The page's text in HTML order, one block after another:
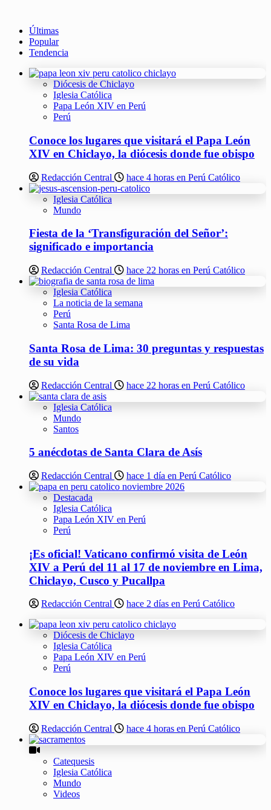
Últimas
Popular
Tendencia
Diócesis de Chiclayo
Iglesia Católica
Papa León XIV en Perú
Perú
Conoce los lugares que visitará el Papa León
XIV en Chiclayo, la diócesis donde fue obispo
Redacción Central hace 4 horas en Perú Católico
Iglesia Católica
Mundo
Fiesta de la ‘Transfiguración del Señor’:
significado e importancia
Redacción Central hace 22 horas en Perú Católico
Iglesia Católica
La noticia de la semana
Perú
Santa Rosa de Lima
Santa Rosa de Lima: 30 preguntas y respuestas
de su vida
Redacción Central hace 22 horas en Perú Católico
Iglesia Católica
Mundo
Santos
5 anécdotas de Santa Clara de Asís
Redacción Central hace 1 día en Perú Católico
Destacada
Iglesia Católica
Papa León XIV en Perú
Perú
¡Es oficial! Vaticano confirmó visita de León
XIV a Perú del 11 al 17 de noviembre en Lima,
Chiclayo, Cusco y Pucallpa
Redacción Central hace 2 días en Perú Católico
Diócesis de Chiclayo
Iglesia Católica
Papa León XIV en Perú
Perú
Conoce los lugares que visitará el Papa León
XIV en Chiclayo, la diócesis donde fue obispo
Redacción Central hace 4 horas en Perú Católico
Catequesis
Iglesia Católica
Mundo
Videos